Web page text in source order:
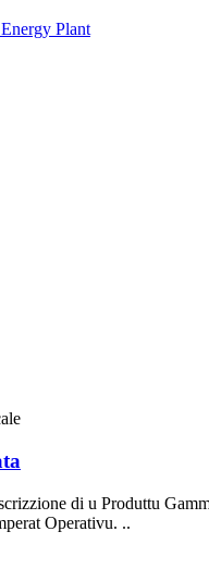
di u Produttu
Operativu. ..